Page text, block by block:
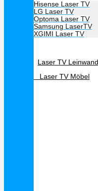
Hisense Laser TV
LG Laser TV
Optoma Laser TV
Samsung LaserTV
XGIMI Laser TV
Laser TV Leinwand
Laser TV Möbel